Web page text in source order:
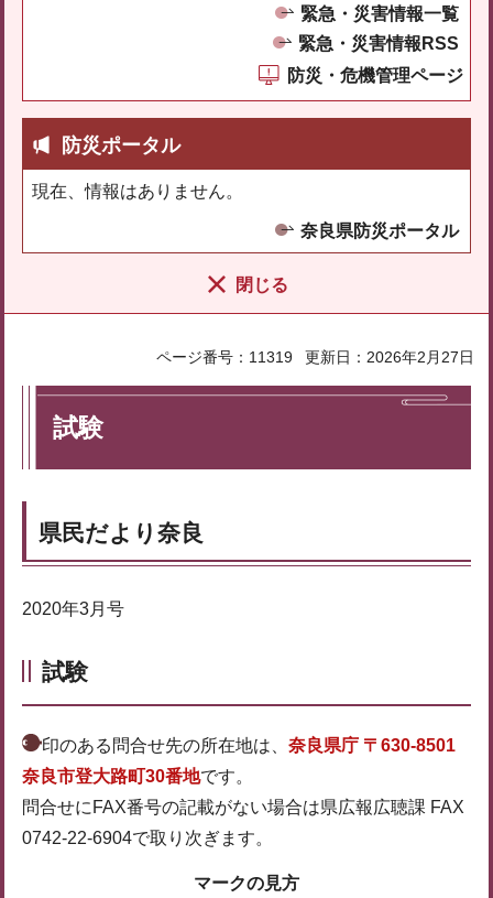
緊急・災害情報一覧
緊急・災害情報RSS
防災・危機管理ページ
防災ポータル
現在、情報はありません。
奈良県防災ポータル
閉じる
ページ番号：11319 更新日：2026年2月27日
試験
県民だより奈良
2020年3月号
試験
印のある問合せ先の所在地は、 奈良県庁 〒630-8501
奈良市登大路町30番地です。
問合せにFAX番号の記載がない場合は県広報広聴課 FAX
0742-22-6904で取り次ぎます。
マークの見方